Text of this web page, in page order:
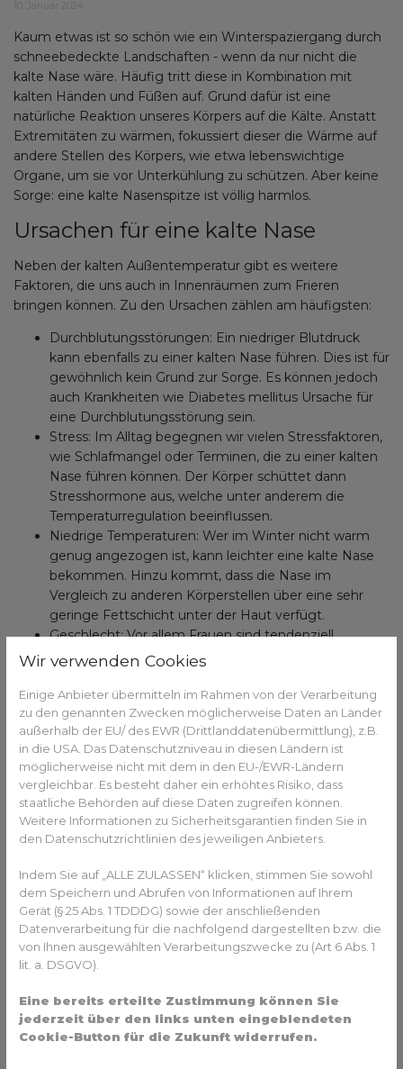
Kaum etwas ist so schön wie ein Winterspaziergang durch
schneebedeckte Landschaften - wenn da nur nicht die
kalte Nase wäre. Häufig tritt diese in Kombination mit
kalten Händen und Füßen auf. Grund dafür ist eine
natürliche Reaktion unseres Körpers auf die Kälte. Anstatt
Extremitäten zu wärmen, fokussiert dieser die Wärme auf
andere Stellen des Körpers, wie etwa lebenswichtige
Organe, um sie vor Unterkühlung zu schützen. Aber keine
Sorge: eine kalte Nasenspitze ist völlig harmlos.
Ursachen für eine kalte Nase
Neben der kalten Außentemperatur gibt es weitere
Faktoren, die uns auch in Innenräumen zum Frieren
bringen können. Zu den Ursachen zählen am häufigsten:
Durchblutungsstörungen: Ein niedriger Blutdruck
kann ebenfalls zu einer kalten Nase führen. Dies ist für
gewöhnlich kein Grund zur Sorge. Es können jedoch
auch Krankheiten wie Diabetes mellitus Ursache für
eine Durchblutungsstörung sein.
Stress: Im Alltag begegnen wir vielen Stressfaktoren,
wie Schlafmangel oder Terminen, die zu einer kalten
Nase führen können. Der Körper schüttet dann
Stresshormone aus, welche unter anderem die
Temperaturregulation beeinflussen.
Niedrige Temperaturen: Wer im Winter nicht warm
genug angezogen ist, kann leichter eine kalte Nase
bekommen. Hinzu kommt, dass die Nase im
Vergleich zu anderen Körperstellen über eine sehr
geringe Fettschicht unter der Haut verfügt.
Geschlecht: Vor allem Frauen sind tendenziell
häufiger von kalten Nasen, Händen und Füßen
einem dünneren Unterhautfettgewebe und einem
schwankenden Östrogenspiegel, welcher unter
anderem die Körpertemperatur reguliert.
Nicht immer ist nur ein Faktor Auslöser für eine kalte Nase.
Es kann auch zu einer Kombination aus mehreren
Ursachen kommen.
Allgemeinen? Gesundheits-Experten und -
Expertinnen aus Ihrer Region beraten Sie
gerne.Hier gelangen Sie zur Expertensuche.
Tipps, um gegen eine kalte Nase
anzukommen
Zum Glück gibt es einige Tipps und Tricks, die einer kalten
Wir verwenden Cookies
Einige Anbieter übermitteln im Rahmen von der Verarbeitung
zu den genannten Zwecken möglicherweise Daten an Länder
außerhalb der EU/ des EWR (Drittlanddatenübermittlung), z.B.
in die USA. Das Datenschutzniveau in diesen Ländern ist
möglicherweise nicht mit dem in den EU-/EWR-Ländern
vergleichbar. Es besteht daher ein erhöhtes Risiko, dass
staatliche Behörden auf diese Daten zugreifen können.
Weitere Informationen zu Sicherheitsgarantien finden Sie in
den Datenschutzrichtlinien des jeweiligen Anbieters.
Indem Sie auf „ALLE ZULASSEN“ klicken, stimmen Sie sowohl
dem Speichern und Abrufen von Informationen auf Ihrem
Gerät (§ 25 Abs. 1 TDDDG) sowie der anschließenden
Datenverarbeitung für die nachfolgend dargestellten bzw. die
von Ihnen ausgewählten Verarbeitungszwecke zu (Art 6 Abs. 1
lit. a. DSGVO).
Eine bereits erteilte Zustimmung können Sie
jederzeit über den links unten eingeblendeten
Cookie-Button für die Zukunft widerrufen.